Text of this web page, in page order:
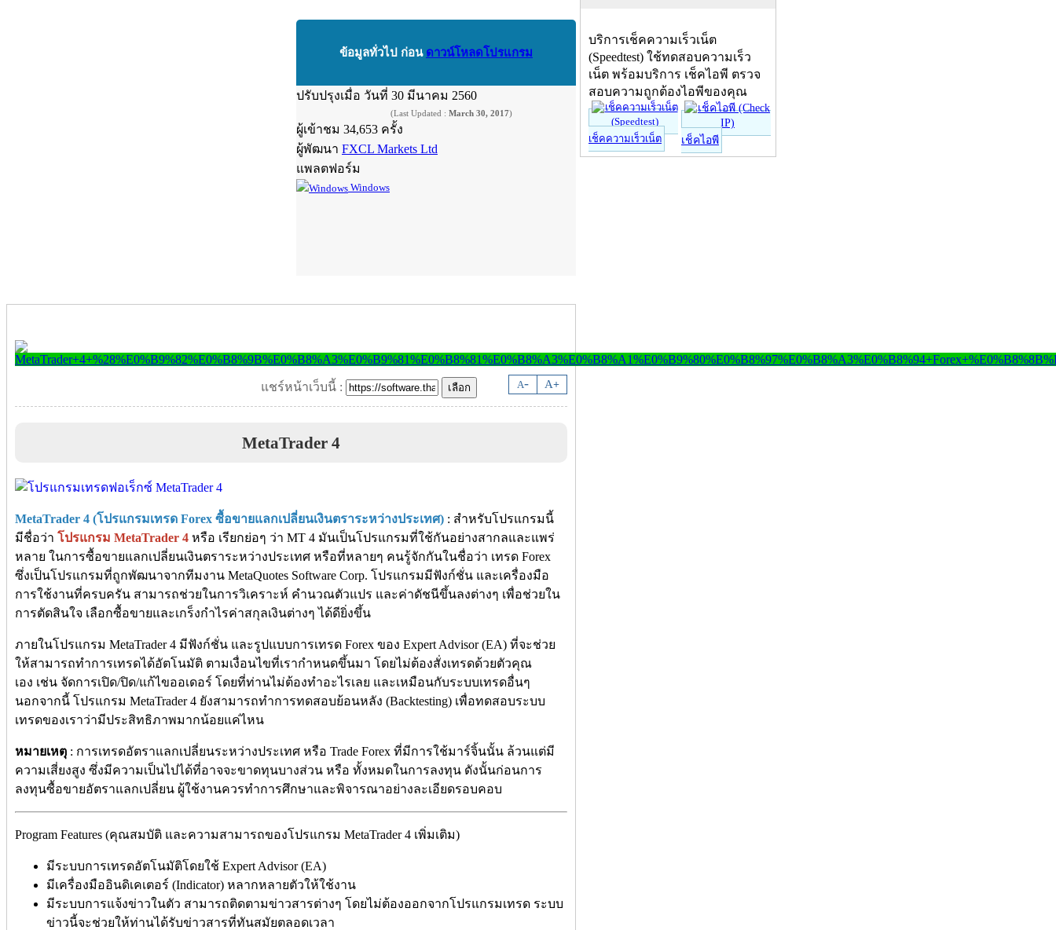
ข้อมูลทั่วไป ก่อน ดาวน์โหลดโปรแกรม
ปรับปรุงเมื่อ วันที่ 30 มีนาคม 2560
(Last Updated : March 30, 2017)
ผู้เข้าชม 34,653 ครั้ง
ผู้พัฒนา FXCL Markets Ltd
แพลตฟอร์ม
Windows
A- A+
แชร์หน้าเว็บนี้ :
MetaTrader 4
MetaTrader 4 (โปรแกรมเทรด Forex ซื้อขายแลกเปลี่ยนเงินตราระหว่างประเทศ) : สำหรับโปรแกรมนี้
มีชื่อว่า โปรแกรม MetaTrader 4 หรือ เรียกย่อๆ ว่า MT 4 มันเป็นโปรแกรมที่ใช้กันอย่างสากลและแพร่
หลาย ในการซื้อขายแลกเปลี่ยนเงินตราระหว่างประเทศ หรือที่หลายๆ คนรู้จักกันในชื่อว่า เทรด Forex
ซึ่งเป็นโปรแกรมที่ถูกพัฒนาจากทีมงาน MetaQuotes Software Corp. โปรแกรมมีฟังก์ชั่น และเครื่องมือ
การใช้งานที่ครบครัน สามารถช่วยในการวิเคราะห์ คำนวณตัวแปร และค่าดัชนีขึ้นลงต่างๆ เพื่อช่วยใน
การตัดสินใจ เลือกซื้อขายและเกร็งกำไรค่าสกุลเงินต่างๆ ได้ดียิ่งขึ้น
ภายในโปรแกรม MetaTrader 4 มีฟังก์ชั่น และรูปแบบการเทรด Forex ของ Expert Advisor (EA) ที่จะช่วย
ให้สามารถทำการเทรดได้อัตโนมัติ ตามเงื่อนไขที่เรากำหนดขึ้นมา โดยไม่ต้องสั่งเทรดด้วยตัวคุณ
เอง เช่น จัดการเปิด/ปิด/แก้ไขออเดอร์ โดยที่ท่านไม่ต้องทำอะไรเลย และเหมือนกับระบบเทรดอื่นๆ
นอกจากนี้ โปรแกรม MetaTrader 4 ยังสามารถทำการทดสอบย้อนหลัง (Backtesting) เพื่อทดสอบระบบ
เทรดของเราว่ามีประสิทธิภาพมากน้อยแค่ไหน
หมายเหตุ : การเทรดอัตราแลกเปลี่ยนระหว่างประเทศ หรือ Trade Forex ที่มีการใช้มาร์จิ้นนั้น ล้วนแต่มี
ความเสี่ยงสูง ซึ่งมีความเป็นไปได้ที่อาจจะขาดทุนบางส่วน หรือ ทั้งหมดในการลงทุน ดังนั้นก่อนการ
ลงทุนซื้อขายอัตราแลกเปลี่ยน ผู้ใช้งานควรทำการศึกษาและพิจารณาอย่างละเอียดรอบคอบ
Program Features (คุณสมบัติ และความสามารถของโปรแกรม MetaTrader 4 เพิ่มเติม)
มีระบบการเทรดอัตโนมัติโดยใช้ Expert Advisor (EA)
มีเครื่องมืออินดิเคเตอร์ (Indicator) หลากหลายตัวให้ใช้งาน
มีระบบการแจ้งข่าวในตัว สามารถติดตามข่าวสารต่างๆ โดยไม่ต้องออกจากโปรแกรมเทรด ระบบ
ข่าวนี้จะช่วยให้ท่านได้รับข่าวสารที่ทันสมัยตลอดเวลา
บริการเช็คความเร็วเน็ต
(Speedtest) ใช้ทดสอบความเร็ว
เน็ต พร้อมบริการ เช็คไอพี ตรวจ
สอบความถูกต้องไอพีของคุณ
เช็คความเร็วเน็ต เช็คไอพี